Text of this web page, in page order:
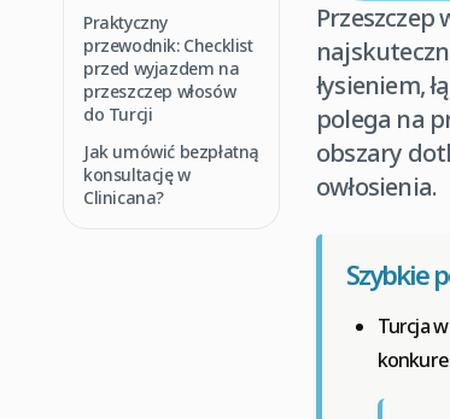
Praktyczny
przewodnik: Checklist
przed wyjazdem na
przeszczep włosów
do Turcji
Jak umówić bezpłatną
konsultację w
Clinicana?
łysieniem,
polega na
obszary
owłosienia.
Szybkie
Turcja